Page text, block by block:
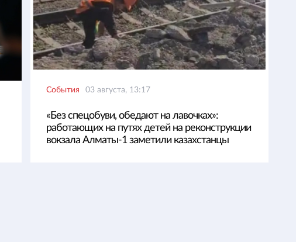
События 03 августа, 13:17
«Без спецобуви, обедают на лавочках»:
работающих на путях детей на реконструкции
вокзала Алматы-1 заметили казахстанцы